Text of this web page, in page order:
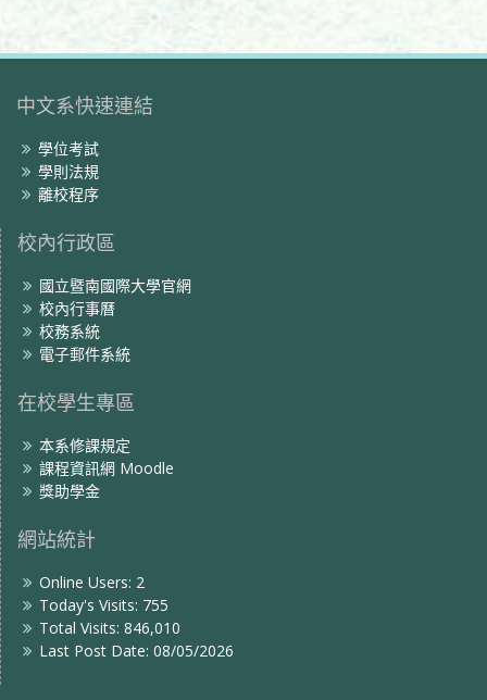
中文系快速連結
學位考試
學則法規
離校程序
校內行政區
國立暨南國際大學官網
校內行事曆
校務系統
電子郵件系統
在校學生專區
本系修課規定
課程資訊網 Moodle
獎助學金
網站統計
Online Users: 2
Today's Visits: 755
Total Visits: 846,010
Last Post Date: 08/05/2026